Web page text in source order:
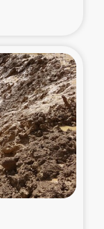
支援事業
急支援
の生計支援
養改善事業